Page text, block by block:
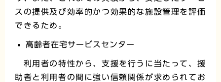
スの提供及び効率的かつ効果的な施設管理を評価
できるため。
高齢者在宅サービスセンター
利用者の特性から、支援を行うに当たって、援
助者と利用者の間に強い信頼関係が求められてお